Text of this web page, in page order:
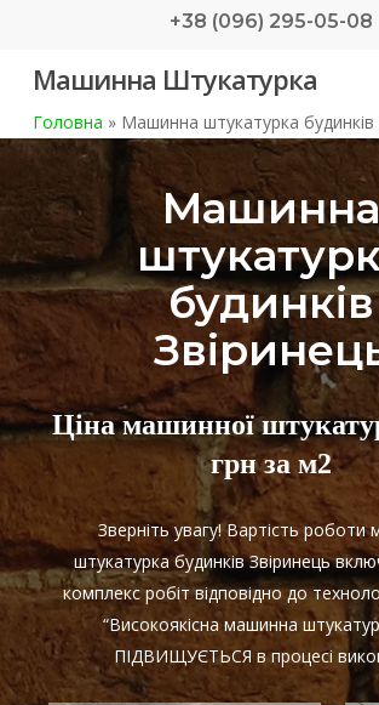
main
+38 (096) 295-05-08
Машинна Штукатурка
Головна »Машинна штукатурка будинків
Машинна
будинків
Ціна машинної
грн за м2
Зверніть увагу! Вартість роботи
штукатурка будинків Звіринець
комплекс робіт відповідно до
“Високоякісна машинна
ПІДВИЩУЄТЬСЯ в процесі